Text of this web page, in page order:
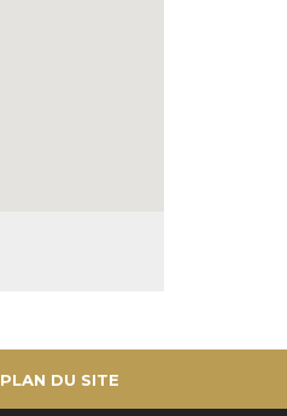
PLAN DU SITE